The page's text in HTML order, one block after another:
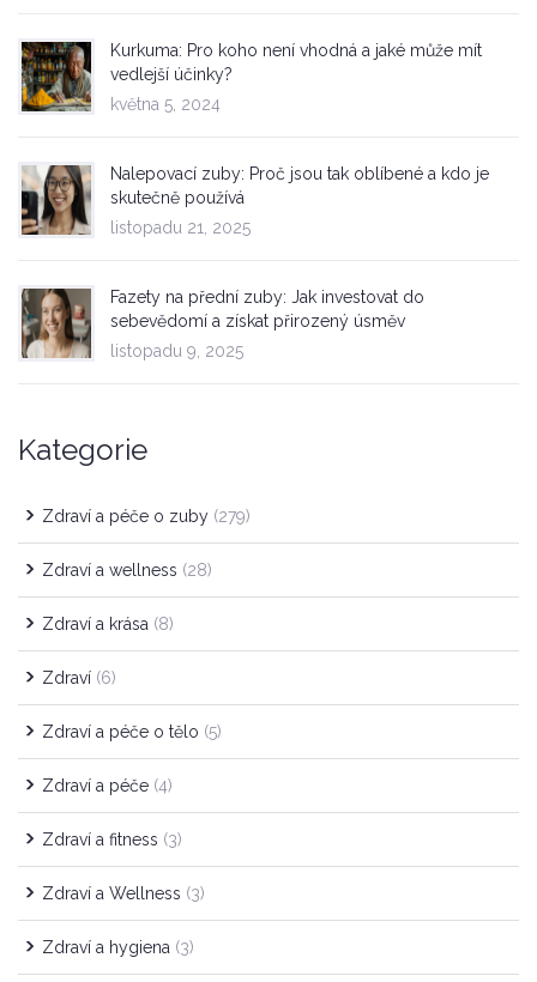
Kurkuma: Pro koho není vhodná a jaké může mít
vedlejší účinky?
května 5, 2024
Nalepovací zuby: Proč jsou tak oblíbené a kdo je
skutečně používá
listopadu 21, 2025
Fazety na přední zuby: Jak investovat do
sebevědomí a získat přirozený úsměv
listopadu 9, 2025
Kategorie
Zdraví a péče o zuby (279)
Zdraví a wellness (28)
Zdraví a krása (8)
Zdraví (6)
Zdraví a péče o tělo (5)
Zdraví a péče (4)
Zdraví a fitness (3)
Zdraví a Wellness (3)
Zdraví a hygiena (3)